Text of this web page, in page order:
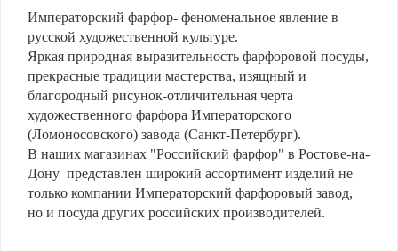
Императорский фарфор- феноменальное явление в
русской художественной культуре.
Яркая природная выразительность фарфоровой посуды,
прекрасные традиции мастерства, изящный и
благородный рисунок-отличительная черта
художественного фарфора Императорского
(Ломоносовского) завода (Санкт-Петербург).
В наших магазинах "Российский фарфор" в Ростове-на-
Дону представлен широкий ассортимент изделий не
только компании Императорский фарфоровый завод,
но и посуда других российских производителей.